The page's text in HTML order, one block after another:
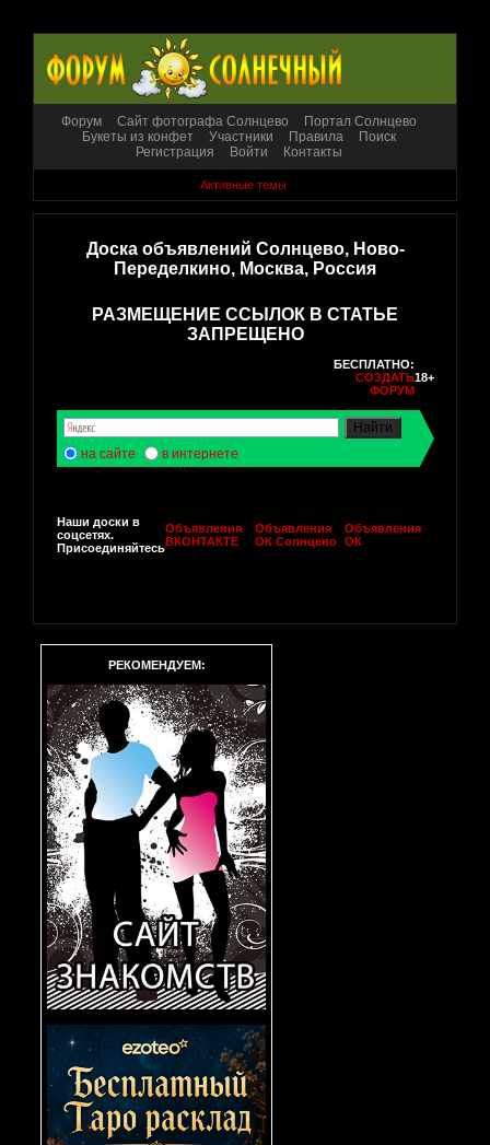
Форум Сайт фотографа Солнцево
Портал Солнцево
Букеты из конфет
Участники Правила
Поиск
Регистрация
Войти Контакты
Активные темы
Доска объявлений Солнцево, Ново-
Переделкино, Москва, Россия
РАЗМЕЩЕНИЕ ССЫЛОК В СТАТЬЕ
ЗАПРЕЩЕНО
БЕСПЛАТНО:
СОЗДАТЬ
ФОРУМ
18+
на сайте в интернете
Наши доски в
соцсетях.
Присоединяйтесь
Объявления
ВКОНТАКТЕ
Объявления
ОК Солнцево
Объявления
ОК
РЕКОМЕНДУЕМ: